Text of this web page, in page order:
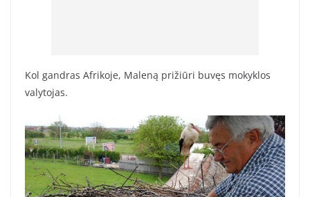
Kol gandras Afrikoje, Maleną prižiūri buvęs mokyklos
valytojas.